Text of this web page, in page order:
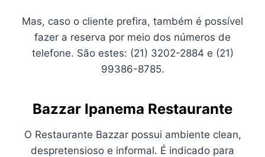
Mas, caso o cliente prefira, também é possível
fazer a reserva por meio dos números de
telefone. São estes: (21) 3202-2884 e (21)
99386-8785.
Bazzar Ipanema Restaurante
O Restaurante Bazzar possui ambiente clean,
despretensioso e informal. É indicado para